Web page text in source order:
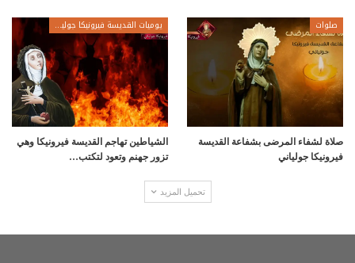
صلوات
صلاة لشفاء المرضى بشفاعة القديسة
فيرونيكا جولياني
يوميات القديسة فيرونيكا جولياني
الشياطين تهاجم القديسة فيرونيكا وهي
تزور جهنم وتعود لتكتب…
تحميل المزيد